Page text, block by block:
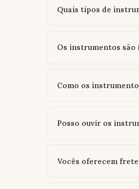
Quais tipos de
Os instrumentos
Como os
Posso ouvir os
Vocês oferecem